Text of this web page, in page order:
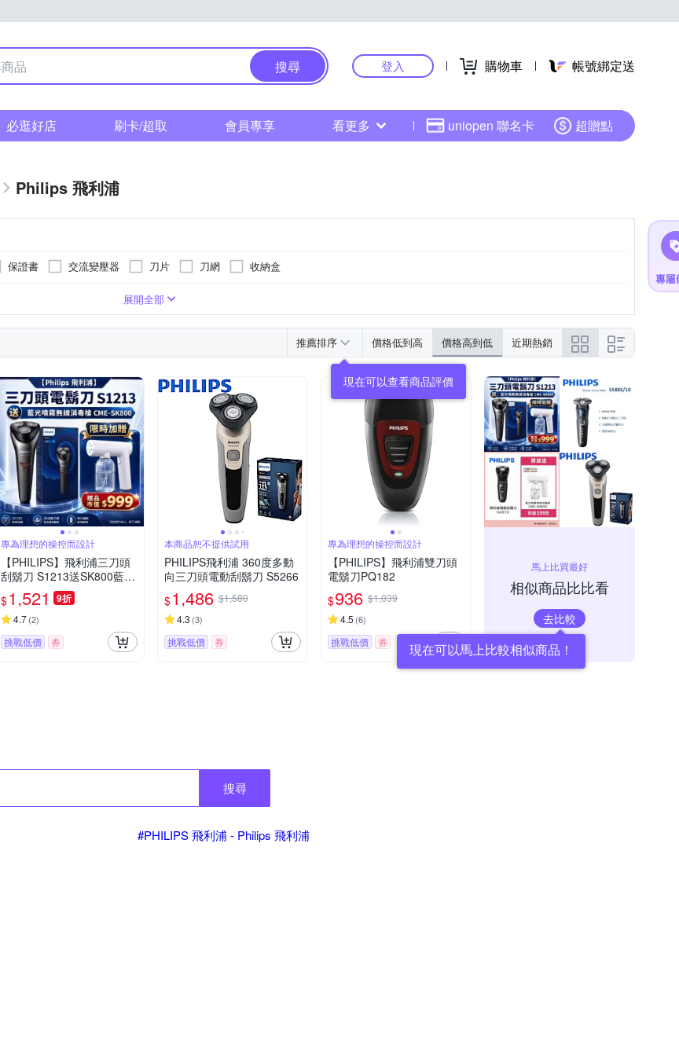
搜尋 登入 購物車 帳號綁定送
必逛好店 刷卡/超取 會員專享 看更多 uniopen 聯名卡 超贈點
Philips 飛利浦
保證書 交流變壓器 刀片 刀網 收納盒
展開全部
推薦排序 價格低到高 價格高到低 近期熱銷
現在可以查看商品評價
專為理想的操控而設計
【PHILIPS】飛利浦三刀頭
刮鬍刀 S1213送SK800藍光
噴霧槍
$1,521 9折
4.7(2)
挑戰低價 券
本商品恕不提供試用
PHILIPS飛利浦 360度多動
向三刀頭電動刮鬍刀 S5266
$1,486 $1,580
4.3 (3)
挑戰低價 券
專為理想的操控而設計
【PHILIPS】飛利浦雙刀頭
電鬍刀PQ182
$936 $1,039
4.5 (6)
挑戰低價 券
馬上比買最好
相似商品比比看
去比較
現在可以馬上比較相似商品！
搜尋
#PHILIPS 飛利浦 - Philips 飛利浦